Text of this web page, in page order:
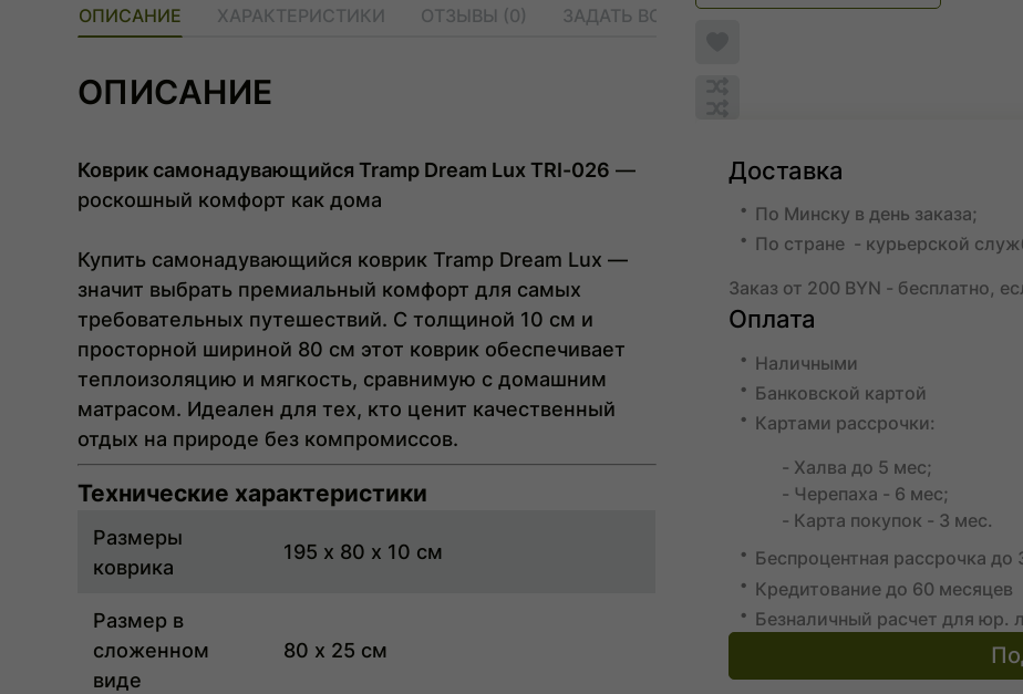
Обновляю
список...
список
сравнения
Доставка
По Минску в день заказа;
По стране - курьерской
Заказ от 200 BYN - бесплатно,
Оплата
Наличными
Банковской картой
Картами рассрочки:
- Халва до 5 мес;
- Черепаха - 6 мес;
- Карта покупок - 3 мес.
Беспроцентная рассрочка до
Кредитование до 60 месяцев
Безналичный расчет для юр.
ОПИСАНИЕ ХАРАКТЕРИСТИКИ ОТЗЫВЫ (0) ЗАДАТЬ ВОПРОС
ОПИСАНИЕ
Коврик самонадувающийся Tramp Dream Lux TRI-026 —
роскошный комфорт как дома
Купить самонадувающийся коврик Tramp Dream Lux —
значит выбрать премиальный комфорт для самых
требовательных путешествий. С толщиной 10 см и
просторной шириной 80 см этот коврик обеспечивает
теплоизоляцию и мягкость, сравнимую с домашним
матрасом. Идеален для тех, кто ценит качественный
отдых на природе без компромиссов.
Технические характеристики
Размеры
коврика
195 x 80 x 10 см
Размер в
сложенном
виде
80 x 25 см